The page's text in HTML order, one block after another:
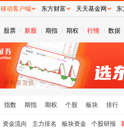
股票 新股 期指 期权 行情 数据
指数 期指 期权 个股 板块 排行
资金流向 主力排名 板块资金 个股研报
移动客户端 东方财富 天天基金网 东